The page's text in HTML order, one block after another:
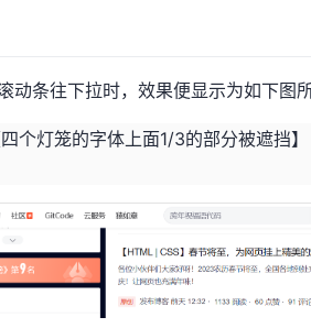
条往下拉时，效果便显示为如下图所
个灯笼的字体上面1/3的部分被遮挡